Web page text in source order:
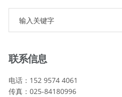
联系信息
电话：152 9574 4061
传真：025-84180996